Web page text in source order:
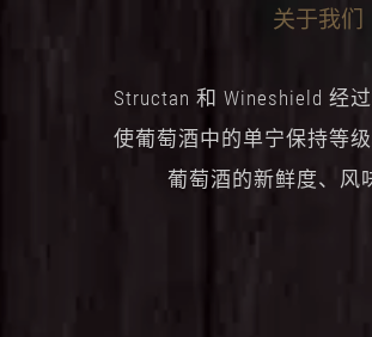
关于我们
Structan 和 Wineshield 经
使葡萄酒中的单宁保持等
葡萄酒的新鲜度、风